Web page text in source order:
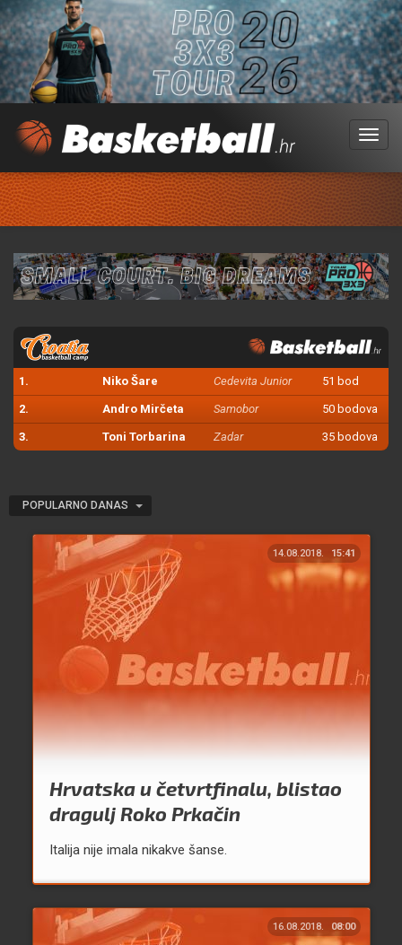
Menu
1. Niko Šare Cedevita Junior 51 bod
2. Andro Mirčeta Samobor 50 bodova
3. Toni Torbarina Zadar 35 bodova
POPULARNO DANAS
14.08.2018. 15:41
Hrvatska u četvrtfinalu, blistao
dragulj Roko Prkačin
Italija nije imala nikakve šanse.
16.08.2018. 08:00